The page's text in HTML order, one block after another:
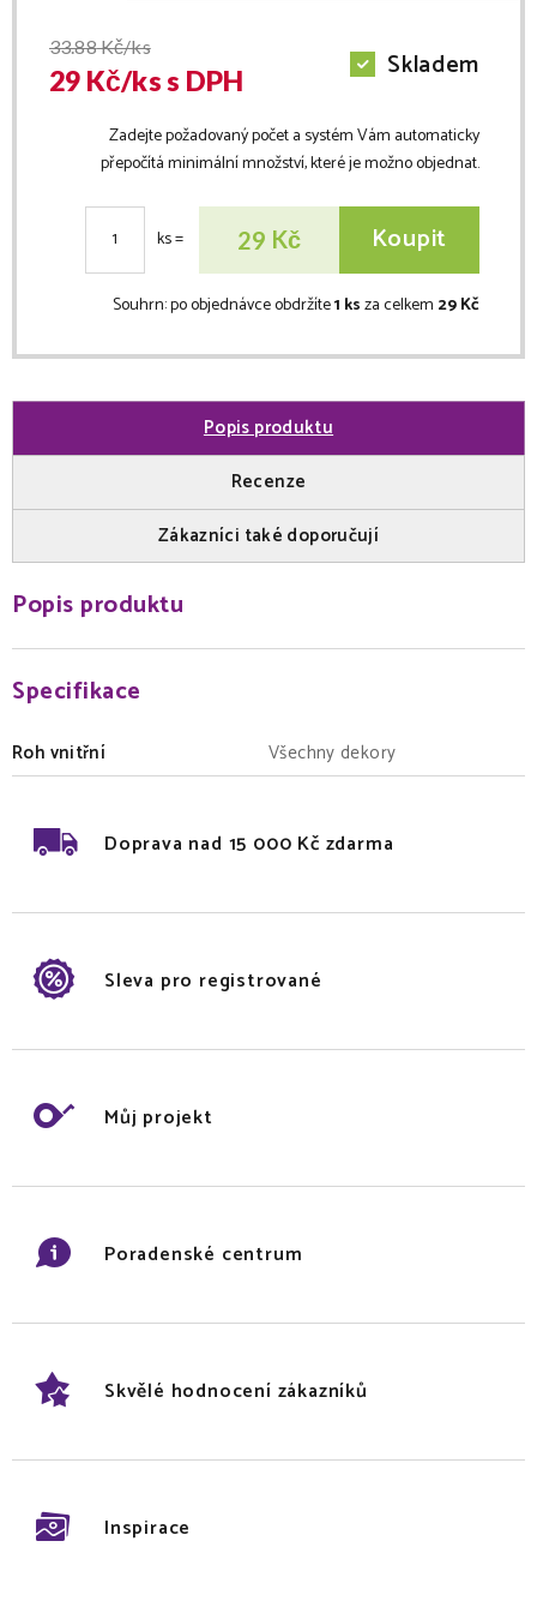
33.88Kč/ks
29 Kč/kss DPH Skladem
Zadejte požadovaný počet a systém Vám automaticky
přepočítá minimální množství, které je možno objednat.
ks= 29 Kč Koupit
Souhrn:po objednávce obdržíte1 ksza celkem 29 Kč
Popis produktu
Recenze
Zákazníci také doporučují
Popis produktu
Specifikace
Roh vnitřní Všechny dekory
Doprava nad 15 000 Kč zdarma
Sleva pro registrované
Můj projekt
Poradenské centrum
Skvělé hodnocení zákazníků
Inspirace